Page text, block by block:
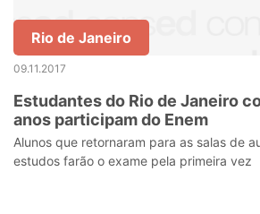
Rio de Janeiro
09.11.2017
Estudantes do Rio de Janeiro
anos participam do Enem
Alunos que retornaram para as salas de
estudos farão o exame pela primeira vez